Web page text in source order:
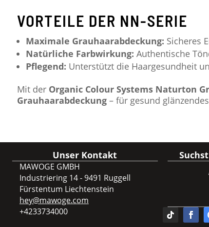
VORTEILE DER NN-SERIE
Maximale Grauhaarabdeckung: Sicheres
Natürliche Farbwirkung: Authentische
Pflegend: Unterstützt die Haargesundheit
Mit der Organic Colour Systems Naturton
Grauhaarabdeckung – für gesund
Unser Kontakt
MAWOGE GMBH
Industriering 14 - 9491 Ruggell
Fürstentum Liechtenstein
hey@mawoge.com
+4233734000